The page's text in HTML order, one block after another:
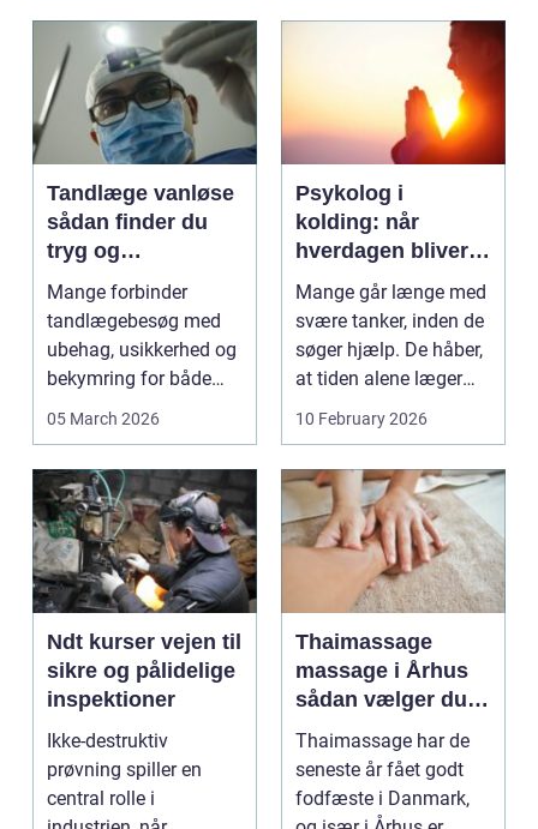
Tandlæge vanløse
sådan finder du
tryg og
professionel
tandpleje
Mange forbinder
tandlægebesøg med
ubehag, usikkerhed og
bekymring for både
smerter og pris.
05 March 2026
Psykolog i
kolding: når
hverdagen bliver
for tung at bære
alene
Mange går længe med
svære tanker, inden de
søger hjælp. De håber,
at tiden alene læger
sårene, at tr...
10 February 2026
Ndt kurser vejen til
sikre og pålidelige
inspektioner
Ikke-destruktiv
prøvning spiller en
central rolle i
Thaimassage
massage i Århus
sådan vælger du
den rette
behandling
Thaimassage har de
seneste år fået godt
fodfæste i Danmark,